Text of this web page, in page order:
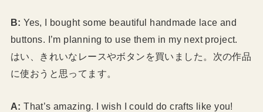
B: Yes, I bought some beautiful handmade lace and
buttons. I’m planning to use them in my next project.
はい、きれいなレースやボタンを買いました。次の作品
に使おうと思ってます。
A: That’s amazing. I wish I could do crafts like you!